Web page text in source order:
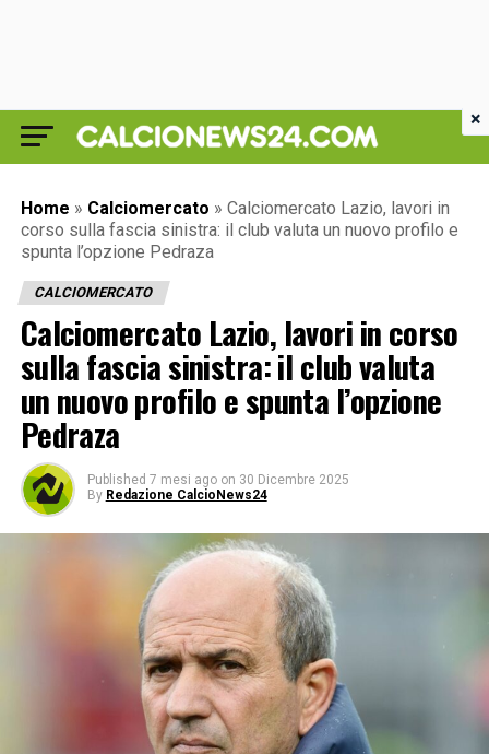
Home » Calciomercato » Calciomercato Lazio, lavori in
corso sulla fascia sinistra: il club valuta un nuovo profilo e
spunta l’opzione Pedraza
CALCIOMERCATO
Calciomercato Lazio, lavori in corso
sulla fascia sinistra: il club valuta
un nuovo profilo e spunta l’opzione
Pedraza
Published 7 mesi ago on 30 Dicembre 2025
By Redazione CalcioNews24
×